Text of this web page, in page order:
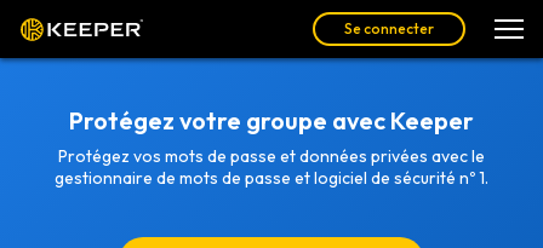
Se connecter
Protégez votre groupe avec Keeper
Protégez vos mots de passe et données privées avec le
gestionnaire de mots de passe et logiciel de sécurité nº 1.